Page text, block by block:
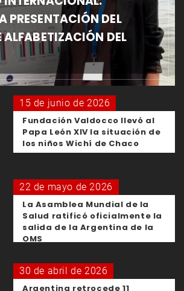
PRESENTACIÓN DEL
ALFABETIZACIÓN DEL
15 de junio de 2026
Fundación Valdocco llevó al
Papa León XIV la situación de
los niños Wichí de Chaco
22 de mayo de 2026
La Asamblea Mundial de la
Salud ratificó oficialmente la
salida de la Argentina de la
OMS
30 de abril de 2026
Argentina retrocede 11